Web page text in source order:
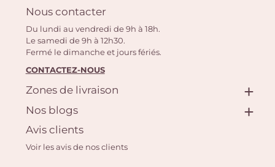
Nous contacter
Du lundi au vendredi de 9h à 18h.
Le samedi de 9h à 12h30.
Fermé le dimanche et jours fériés.
CONTACTEZ-NOUS
Zones de livraison
Nos blogs
Avis clients
Voir les avis de nos clients